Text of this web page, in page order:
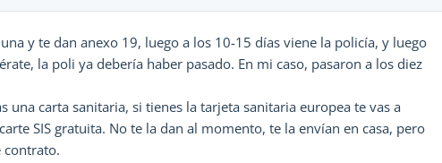
y te dan anexo 19, luego a los 10-15 días viene la policía, y luego
la poli ya debería haber pasado. En mi caso, pasaron a los diez
una carta sanitaria, si tienes la tarjeta sanitaria europea te vas a
SIS gratuita. No te la dan al momento, te la envían en casa, pero
contrato.